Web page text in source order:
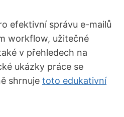
efektivní správu e-mailů
workflow, užitečné
v přehledech na
ukázky práce se
shrnuje toto edukativní